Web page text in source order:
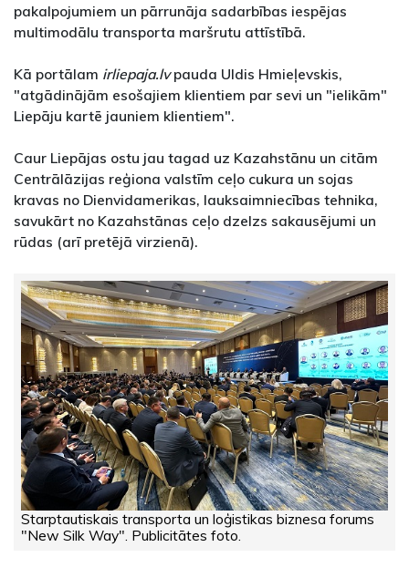
pakalpojumiem un pārrunāja sadarbības iespējas
multimodālu transporta maršrutu attīstībā.
Kā portālam irliepaja.lvpauda Uldis Hmieļevskis,
"atgādinājām esošajiem klientiem par sevi un "ielikām"
Liepāju kartē jauniem klientiem".
Caur Liepājas ostu jau tagad uz Kazahstānu un citām
Centrālāzijas reģiona valstīm ceļo cukura un sojas
kravas no Dienvidamerikas, lauksaimniecības tehnika,
savukārt no Kazahstānas ceļo dzelzs sakausējumi un
rūdas (arī pretējā virzienā).
Starptautiskais transporta un loģistikas biznesa forums
"New Silk Way". Publicitātes foto.